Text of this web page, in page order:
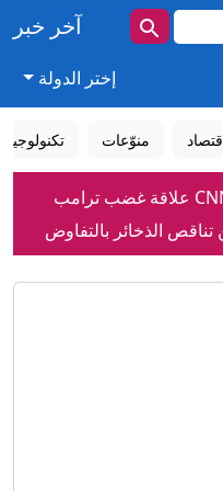
آخر خبر
إختر الدولة
منوّعات تكنولوجيا
مصادر تفسر لـCNN علاقة غضب ترامب
الذخائر بالتفاوض
إيرانالتحالف يعلن إصابة 11 مدنياً في هجوم